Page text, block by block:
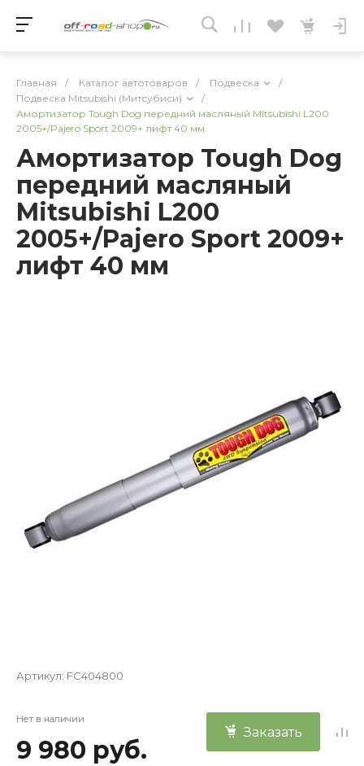
Главная / Каталог автотоваров / Подвеска
/
Подвеска Mitsubishi (Митсубиси)
/
Амортизатор Tough Dog передний масляный Mitsubishi L200
2005+/Pajero Sport 2009+ лифт 40 мм
Амортизатор Tough Dog
передний масляный
Mitsubishi L200
2005+/Pajero Sport 2009+
лифт 40 мм
Артикул: FC404800
Нет в наличии
9 980 руб.
Заказать